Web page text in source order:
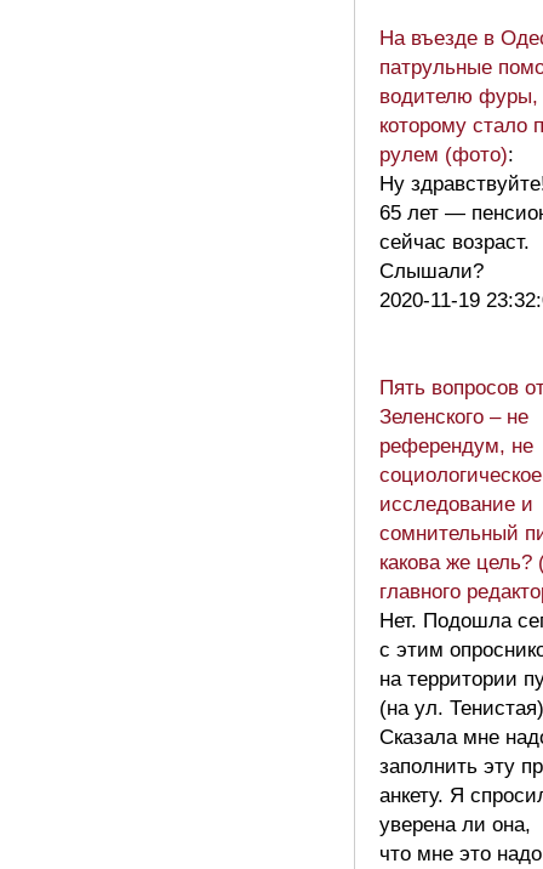
На въезде в
патрульные
водителю фуры,
которому стало
рулем (фото):
Ну
65 лет —
сейчас возраст.
Слышали?
2020-11-19
Пять вопросов
Зеленского – не
референдум, не
социологическое
исследование и
сомнительный
какова же цель?
главного
Нет. Подошла
с этим
на территории
(на ул.
Сказала мне
заполнить эту
анкету. Я
уверена ли она,
что мне это